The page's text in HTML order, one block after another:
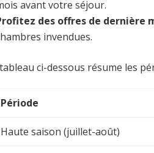
avant votre séjour.
des offres de dernière
invendues.
ci-dessous résume les
Période
Haute saison (juillet-août)